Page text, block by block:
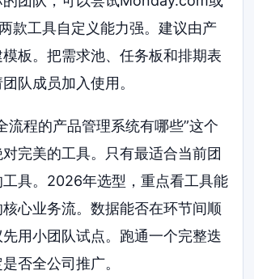
款工具自定义能力强。建议由产
板。把需求池、任务板和排期表
队成员加入使用。
流程的产品管理系统有哪些”这个
完美的工具。只有最适合当前团
工具。2026年选型，重点看工具能
心业务流。数据能否在环节间顺
用小团队试点。跑通一个完整迭
否全公司推广。